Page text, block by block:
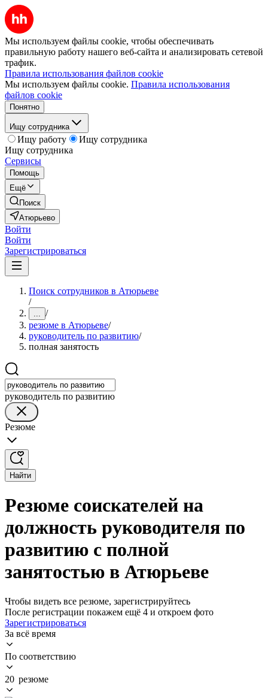
Мы используем файлы cookie, чтобы обеспечивать
правильную работу нашего веб-сайта и анализировать сетевой
трафик.
Правила использования файлов cookie
Мы используем файлы cookie. Правила использования
файлов cookie
Понятно
Ищу сотрудника
Ищу работу
Ищу сотрудника
Ищу сотрудника
Сервисы
Помощь
Ещё
Поиск
Атюрьево
Войти
Войти
Зарегистрироваться
Поиск сотрудников в Атюрьеве
/
... /
резюме в Атюрьеве/
руководитель по развитию/
полная занятость
руководитель по развитию
Резюме
Найти
Резюме соискателей на
должность руководителя по
развитию с полной
занятостью в Атюрьеве
Чтобы видеть все резюме, зарегистрируйтесь
После регистрации покажем ещё 4 и откроем фото
Зарегистрироваться
За всё время
По соответствию
20 резюме